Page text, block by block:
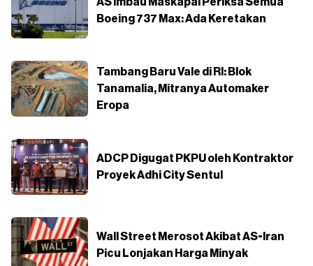
Boeing 737 Max: Ada Keretakan
Tambang Baru Vale di RI: Blok
Tanamalia, Mitranya Automaker
Eropa
ADCP Digugat PKPU oleh Kontraktor
Proyek Adhi City Sentul
Wall Street Merosot Akibat AS-Iran
Picu Lonjakan Harga Minyak